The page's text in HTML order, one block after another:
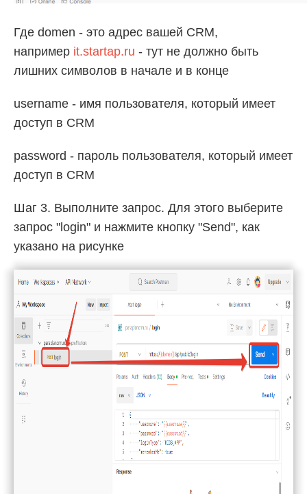
Где domen - это адрес вашей CRM,
например it.startap.ru - тут не должно быть
лишних символов в начале и в конце
username - имя пользователя, который имеет
доступ в CRM
password - пароль пользователя, который имеет
доступ в CRM
Шаг 3. Выполните запрос. Для этого выберите
запрос "login" и нажмите кнопку "Send", как
указано на рисунке